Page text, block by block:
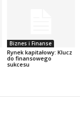
Biznes i Finanse
Rynek kapitałowy: Klucz
do finansowego
sukcesu